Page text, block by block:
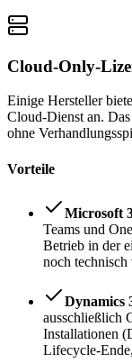
Cloud-Only-
Einige Hersteller
Cloud-Dienst an.
ohne
Vorteile
Microsoft
Teams und
Betrieb in der
noch technisch
Dynamics
ausschließlich
Installationen
Lifecycle-